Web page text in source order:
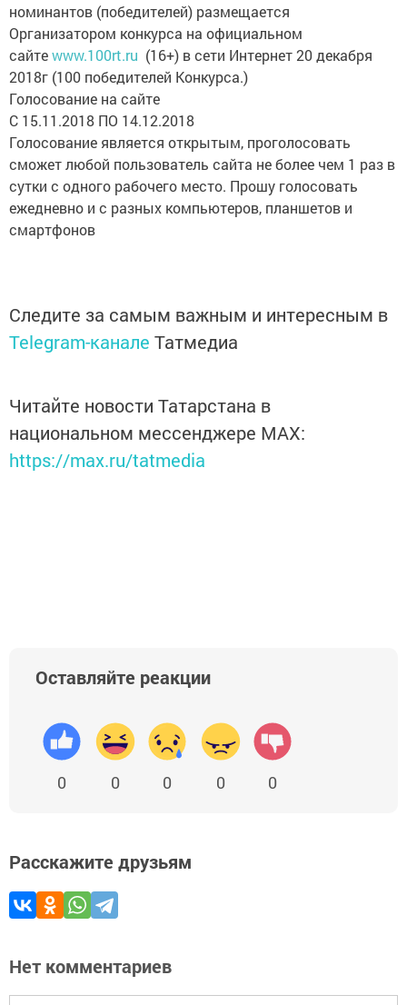
номинантов (победителей) размещается
Организатором конкурса на официальном
сайтеwww.100rt.ru (16+) в сети Интернет 20 декабря
2018г (100 победителей Конкурса.)
Голосование на сайте
С 15.11.2018 ПО 14.12.2018
Голосование является открытым, проголосовать
сможет любой пользователь сайта не более чем 1 раз в
сутки с одного рабочего место. Прошу голосовать
ежедневно и с разных компьютеров, планшетов и
смартфонов
Следите за самым важным и интересным в
Telegram-канале Татмедиа
Читайте новости Татарстана в
национальном мессенджере MАХ:
https://max.ru/tatmedia
Оставляйте реакции
0 0 0 0 0
Расскажите друзьям
Нет комментариев